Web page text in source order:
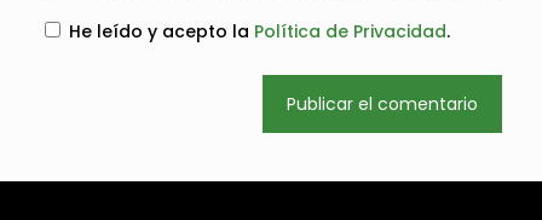
He leído y acepto la Política de Privacidad.